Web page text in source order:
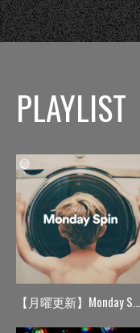
PLAYLIST
【月曜更新】Monday Spin